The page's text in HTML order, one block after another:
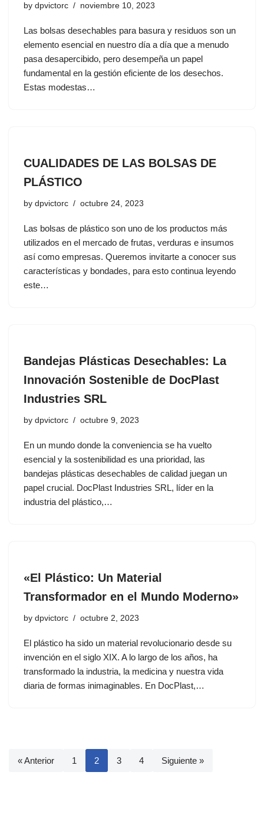
by dpvictorc noviembre 10, 2023
Las bolsas desechables para basura y residuos son un
elemento esencial en nuestro día a día que a menudo
pasa desapercibido, pero desempeña un papel
fundamental en la gestión eficiente de los desechos.
Estas modestas…
CUALIDADES DE LAS BOLSAS DE
PLÁSTICO
by dpvictorc octubre 24, 2023
Las bolsas de plástico son uno de los productos más
utilizados en el mercado de frutas, verduras e insumos
así como empresas. Queremos invitarte a conocer sus
características y bondades, para esto continua leyendo
este…
Bandejas Plásticas Desechables: La
Innovación Sostenible de DocPlast
Industries SRL
by dpvictorc octubre 9, 2023
En un mundo donde la conveniencia se ha vuelto
esencial y la sostenibilidad es una prioridad, las
bandejas plásticas desechables de calidad juegan un
papel crucial. DocPlast Industries SRL, líder en la
industria del plástico,…
«El Plástico: Un Material
Transformador en el Mundo Moderno»
by dpvictorc octubre 2, 2023
El plástico ha sido un material revolucionario desde su
invención en el siglo XIX. A lo largo de los años, ha
transformado la industria, la medicina y nuestra vida
diaria de formas inimaginables. En DocPlast,…
« Anterior 1 2 3 4 Siguiente »